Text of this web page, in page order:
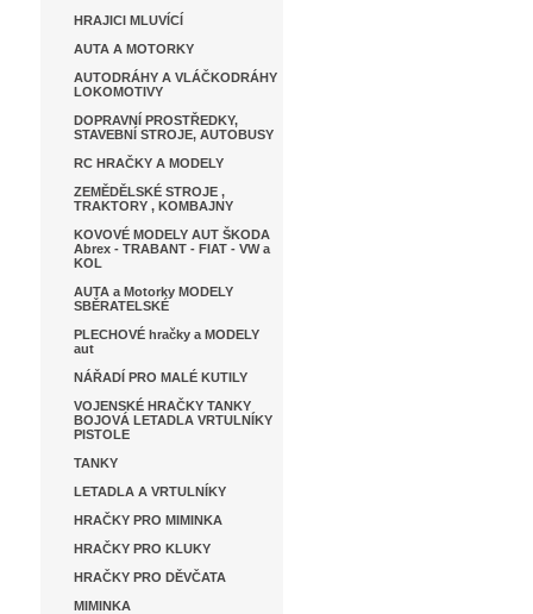
HRAJICI MLUVÍCÍ
AUTA A MOTORKY
AUTODRÁHY A VLÁČKODRÁHY
LOKOMOTIVY
DOPRAVNÍ PROSTŘEDKY,
STAVEBNÍ STROJE, AUTOBUSY
RC HRAČKY A MODELY
ZEMĚDĚLSKÉ STROJE ,
TRAKTORY , KOMBAJNY
KOVOVÉ MODELY AUT ŠKODA
Abrex - TRABANT - FIAT - VW a
KOL
AUTA a Motorky MODELY
SBĚRATELSKÉ
PLECHOVÉ hračky a MODELY
aut
NÁŘADÍ PRO MALÉ KUTILY
VOJENSKÉ HRAČKY TANKY
BOJOVÁ LETADLA VRTULNÍKY
PISTOLE
TANKY
LETADLA A VRTULNÍKY
HRAČKY PRO MIMINKA
HRAČKY PRO KLUKY
HRAČKY PRO DĚVČATA
MIMINKA